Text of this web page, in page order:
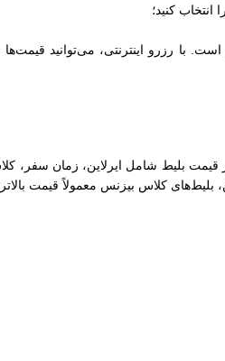
کنید؛
با رزرو اینترنتی، می‌توانید
قیمت بلیط شامل ایرلاین، زمان سفر،
کلاس بیزنس معمولاً قیمت